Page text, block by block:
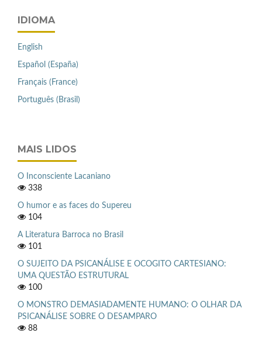
IDIOMA
English
Español (España)
Français (France)
Português (Brasil)
MAIS LIDOS
O Inconsciente Lacaniano
338
O humor e as faces do Supereu
104
A Literatura Barroca no Brasil
101
O SUJEITO DA PSICANÁLISE E OCOGITO CARTESIANO:
UMA QUESTÃO ESTRUTURAL
100
O MONSTRO DEMASIADAMENTE HUMANO: O OLHAR DA
PSICANÁLISE SOBRE O DESAMPARO
88